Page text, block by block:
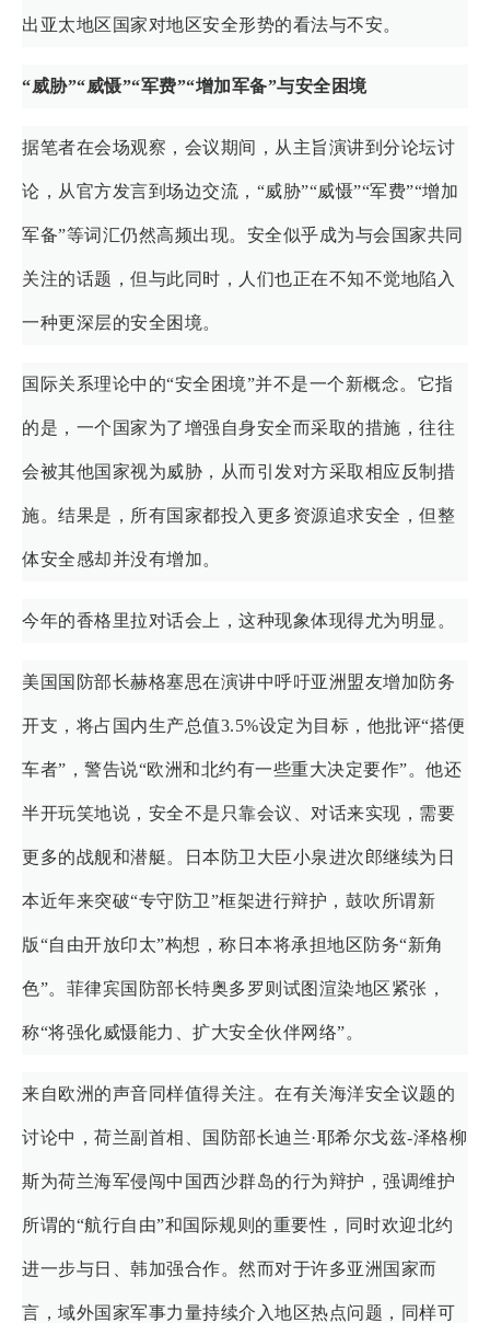
出亚太地区国家对地区安全形势的看法与不安。
“威胁”“威慑”“军费”“增加军备”与安全困境
据笔者在会场观察，会议期间，从主旨演讲到分论坛讨
论，从官方发言到场边交流，“威胁”“威慑”“军费”“增加
军备”等词汇仍然高频出现。安全似乎成为与会国家共同
关注的话题，但与此同时，人们也正在不知不觉地陷入
一种更深层的安全困境。
国际关系理论中的“安全困境”并不是一个新概念。它指
的是，一个国家为了增强自身安全而采取的措施，往往
会被其他国家视为威胁，从而引发对方采取相应反制措
施。结果是，所有国家都投入更多资源追求安全，但整
体安全感却并没有增加。
今年的香格里拉对话会上，这种现象体现得尤为明显。
美国国防部长赫格塞思在演讲中呼吁亚洲盟友增加防务
开支，将占国内生产总值3.5%设定为目标，他批评“搭便
车者”，警告说“欧洲和北约有一些重大决定要作”。他还
半开玩笑地说，安全不是只靠会议、对话来实现，需要
更多的战舰和潜艇。日本防卫大臣小泉进次郎继续为日
本近年来突破“专守防卫”框架进行辩护，鼓吹所谓新
版“自由开放印太”构想，称日本将承担地区防务“新角
色”。菲律宾国防部长特奥多罗则试图渲染地区紧张，
称“将强化威慑能力、扩大安全伙伴网络”。
来自欧洲的声音同样值得关注。在有关海洋安全议题的
讨论中，荷兰副首相、国防部长迪兰·耶希尔戈兹-泽格柳
斯为荷兰海军侵闯中国西沙群岛的行为辩护，强调维护
所谓的“航行自由”和国际规则的重要性，同时欢迎北约
进一步与日、韩加强合作。然而对于许多亚洲国家而
言，域外国家军事力量持续介入地区热点问题，同样可